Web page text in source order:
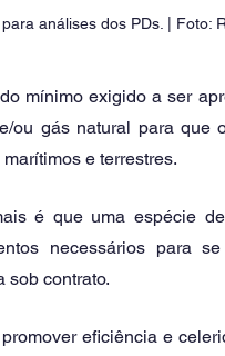
análises dos PDs. | Foto:
mínimo exigido a ser
ou gás natural para que
e terrestres.
é que uma espécie
necessários para
sob contrato.
eficiência e